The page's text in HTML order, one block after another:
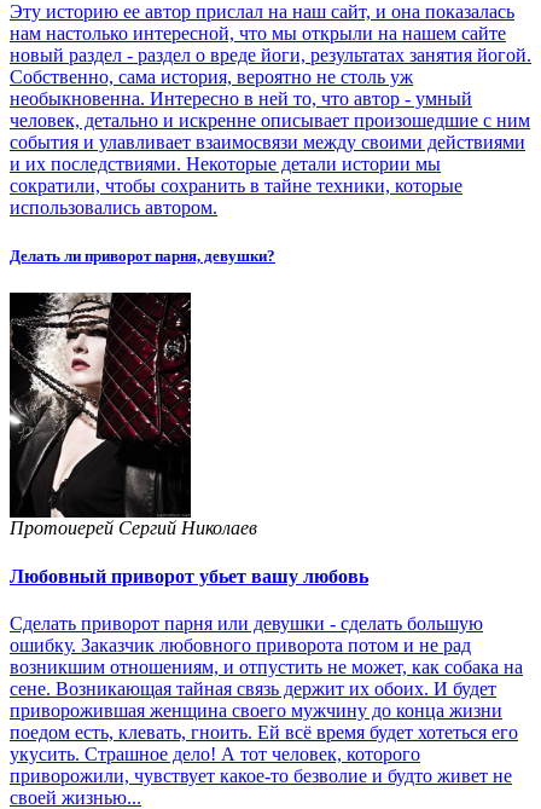
Эту историю ее автор прислал на наш сайт, и она показалась
нам настолько интересной, что мы открыли на нашем сайте
новый раздел - раздел о вреде йоги, результатах занятия йогой.
Собственно, сама история, вероятно не столь уж
необыкновенна. Интересно в ней то, что автор - умный
человек, детально и искренне описывает произошедшие с ним
события и улавливает взаимосвязи между своими действиями
и их последствиями. Некоторые детали истории мы
сократили, чтобы сохранить в тайне техники, которые
использовались автором.
Делать ли приворот парня, девушки?
Протоиерей Сергий Николаев
Любовный приворот убьет вашу любовь
Сделать приворот парня или девушки - сделать большую
ошибку. Заказчик любовного приворота потом и не рад
возникшим отношениям, и отпустить не может, как собака на
сене. Возникающая тайная связь держит их обоих. И будет
приворожившая женщина своего мужчину до конца жизни
поедом есть, клевать, гноить. Ей всё время будет хотеться его
укусить. Страшное дело! А тот человек, которого
приворожили, чувствует какое-то безволие и будто живет не
своей жизнью...